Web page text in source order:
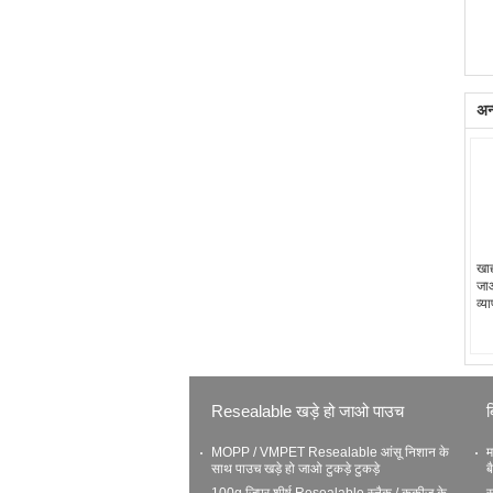
Resealable खड़े हो जाओ पाउच
MOPP / VMPET Resealable आंसू निशान के
साथ पाउच खड़े हो जाओ टुकड़े टुकड़े